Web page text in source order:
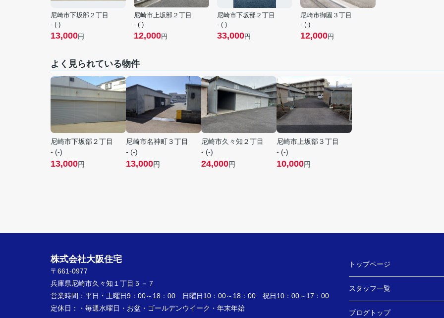
尼崎市下坂部２丁目
- (-)
13,000円
尼崎市上坂部２丁目
- (-)
12,000円
尼崎市下坂部２丁目
- (-)
33,000円
尼崎市御園３丁目
- (-)
12,000円
よく見られている物件
尼崎市下坂部２丁目
- (-)
13,000円
尼崎市名神町３丁目
- (-)
13,000円
尼崎市久々知２丁目
- (-)
24,000円
尼崎市上坂部３丁目
- (-)
10,000円
株式会社大阪住宅
〒661-0977
兵庫県尼崎市久々知１丁目５－７
営業時間： 平日・土曜日9：00～18：00 日曜日10：00～18：00 祝日10：00～17：00
定休日：
・毎週水曜日・お盆・ゴールデンウイーク・年末年始
トップページ
スタッフ一覧
ブログトップ